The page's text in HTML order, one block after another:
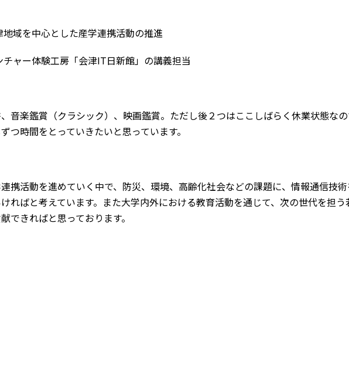
地域を中心とした産学連携活動の推進
チャー体験工房「会津IT日新館」の講義担当
楽鑑賞（クラシック）、映画鑑賞。ただし後２つはここしばらく休業状態なの
つ時間をとっていきたいと思っています。
活動を進めていく中で、防災、環境、高齢化社会などの課題に、情報通信技
ればと考えています。また大学内外における教育活動を通じて、次の世代を担
できればと思っております。